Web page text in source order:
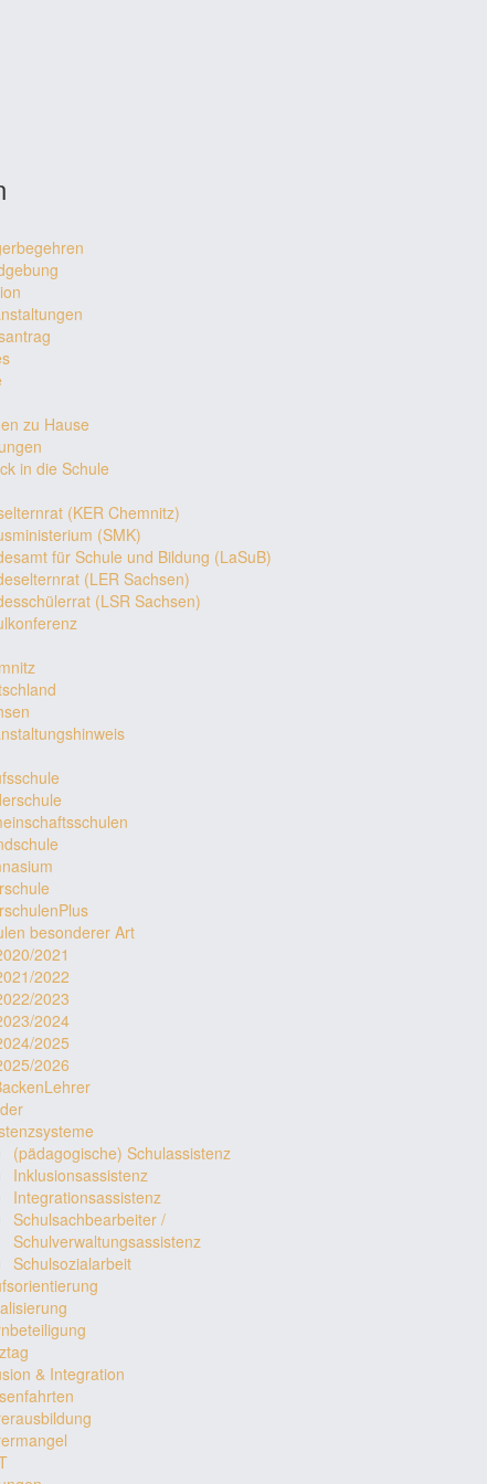
zu Hause
in die Schule
(KER Chemnitz)
(SMK)
für Schule und Bildung (LaSuB)
(LER Sachsen)
(LSR Sachsen)
besonderer Art
2021
2022
2023
2024
2025
2026
(pädagogische) Schulassistenz
Inklusionsassistenz
Integrationsassistenz
Schulsachbearbeiter /
Schulverwaltungsassistenz
Schulsozialarbeit
& Integration